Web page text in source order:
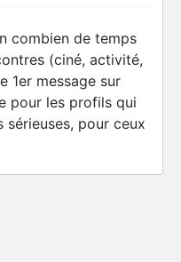
combien de temps
(ciné, activité,
1er message sur
pour les profils qui
sérieuses, pour ceux